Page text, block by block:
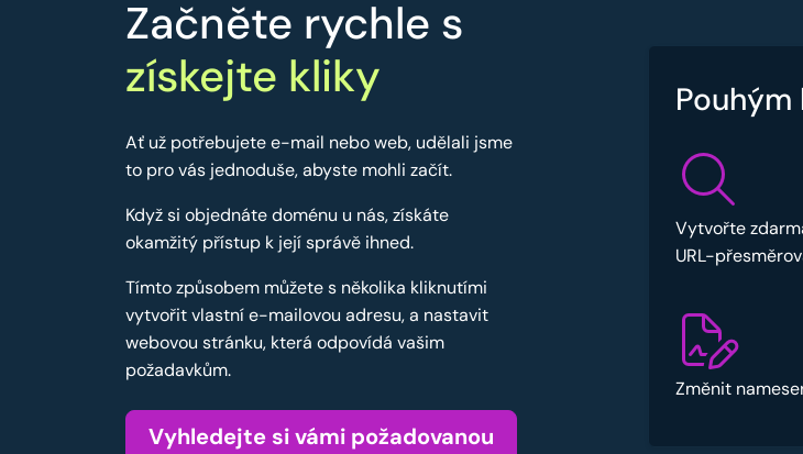
Začněte rychle s
získejte kliky
Ať už potřebujete e-mail nebo web, udělali jsme
to pro vás jednoduše, abyste mohli začít.
Když si objednáte doménu u nás, získáte
okamžitý přístup k její správě ihned.
Tímto způsobem můžete s několika kliknutími
vytvořit vlastní e-mailovou adresu, a nastavit
webovou stránku, která odpovídá vašim
požadavkům.
Vyhledejte si vámi požadovanou
Vytvořte
URL-
Změnit